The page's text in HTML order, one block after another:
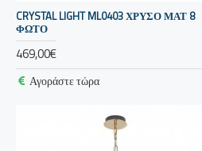
CRYSTAL LIGHT ML0403 ΧΡΥΣΟ ΜΑΤ 8
ΦΩΤΟ
469,00€
Αγοράστε τώρα